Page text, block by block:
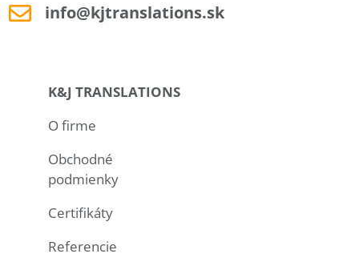
info@kjtranslations.sk
K&J TRANSLATIONS
O firme
Obchodné
podmienky
Certifikáty
Referencie